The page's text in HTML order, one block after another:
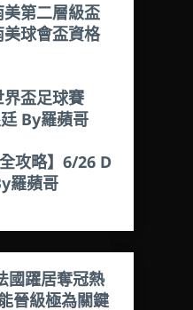
第二層級盃
球會盃資格
盃足球賽
By羅蘋哥
攻略】6/26 D
羅蘋哥
國躍居奪冠熱
晉級極為關鍵